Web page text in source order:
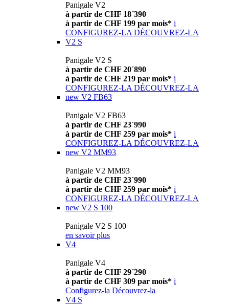
Panigale V2
à partir de CHF 18´390
à partir de CHF 199 par mois* i
CONFIGUREZ-LA DÉCOUVREZ-LA
V2 S
Panigale V2 S
à partir de CHF 20´890
à partir de CHF 219 par mois* i
CONFIGUREZ-LA DÉCOUVREZ-LA
new V2 FB63
Panigale V2 FB63
à partir de CHF 23´990
à partir de CHF 259 par mois* i
CONFIGUREZ-LA DÉCOUVREZ-LA
new V2 MM93
Panigale V2 MM93
à partir de CHF 23´990
à partir de CHF 259 par mois* i
CONFIGUREZ-LA DÉCOUVREZ-LA
new V2 S 100
Panigale V2 S 100
en savoir plus
V4
Panigale V4
à partir de CHF 29´290
à partir de CHF 309 par mois* i
Configurez-la Découvrez-la
V4 S